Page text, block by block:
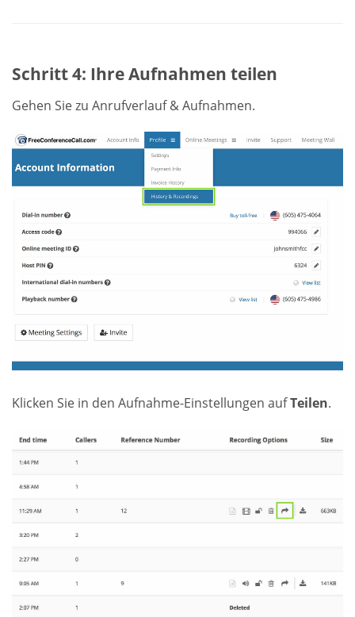
Schritt 4: Ihre Aufnahmen teilen
Gehen Sie zu Anrufverlauf & Aufnahmen.
Klicken Sie in den Aufnahme-Einstellungen aufTeilen.